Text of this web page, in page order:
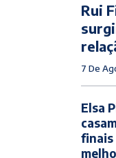
Rui
7 De
Elsa
finais